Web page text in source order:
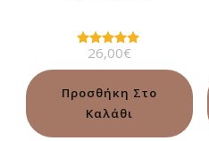
Βαθμολογήθηκε
από 5
26,00€
Προσθήκη Στο
Καλάθι